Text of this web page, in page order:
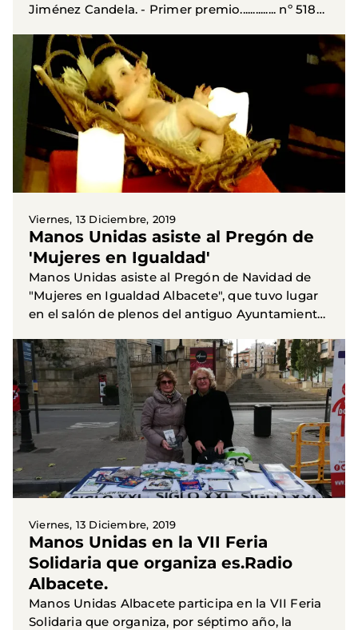
Jiménez Candela. - Primer premio.............. nº 518
Caparrós). -...
Viernes, 13 Diciembre, 2019
Manos Unidas asiste al Pregón de
'Mujeres en Igualdad'
Manos Unidas asiste al Pregón de Navidad de
"Mujeres en Igualdad Albacete", que tuvo lugar
en el salón de plenos del antiguo Ayuntamiento
de las Angustias...
Viernes, 13 Diciembre, 2019
Manos Unidas en la VII Feria
Solidaria que organiza es.Radio
Albacete.
Manos Unidas Albacete participa en la VII Feria
Solidaria que organiza, por séptimo año, la